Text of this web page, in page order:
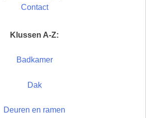
Contact
Klussen A-Z:
Badkamer
Dak
Deuren en ramen